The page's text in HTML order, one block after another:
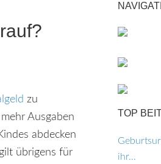
zu
Ausgaben
abdecken
übrigens für
TOP
ihr…